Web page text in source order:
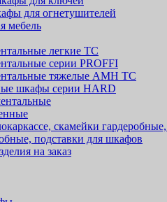
для огнетушителей
мебель
легкие ТС
серии PROFFI
тяжелые AMH TC
шкафы серии HARD
скамейки
подставки для шкафов
на заказ